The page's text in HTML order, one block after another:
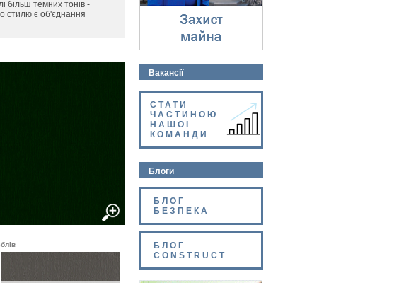
більш темних тонів -
стилю є об'єднання
Вакансії
СТАТИ
ЧАСТИНОЮ
НАШОЇ
КОМАНДИ
Блоги
БЛОГ
БЕЗПЕКА
БЛОГ
CONSTRUCT